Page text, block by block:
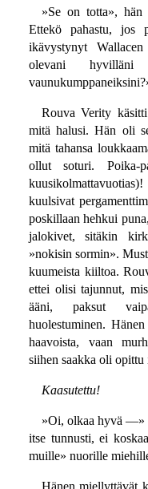
»Se on totta»,
Ettekö pahastu, jos
ikävystynyt
olevani
Rouva Verity
mitä halusi. Hän oli
mitä tahansa
ollut soturi. Poika-
kuulsivat
poskillaan hehkui
jalokivet, sitäkin
»nokisin sormin».
kuumeista kiiltoa.
ettei olisi tajunnut,
ääni, paksut
huolestuminen.
haavoista, vaan
siihen saakka oli opittu
Kaasutettu!
»Oi, olkaa hyvä —»
itse tunnusti, ei
muille» nuorille
Hänen miellyttävät